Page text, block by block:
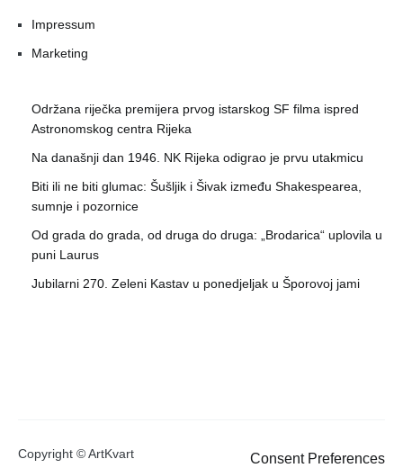
Impressum
Marketing
Održana riječka premijera prvog istarskog SF filma ispred
Astronomskog centra Rijeka
Na današnji dan 1946. NK Rijeka odigrao je prvu utakmicu
Biti ili ne biti glumac: Šušljik i Šivak između Shakespearea,
sumnje i pozornice
Od grada do grada, od druga do druga: „Brodarica“ uplovila u
puni Laurus
Jubilarni 270. Zeleni Kastav u ponedjeljak u Šporovoj jami
Copyright © ArtKvart Consent Preferences